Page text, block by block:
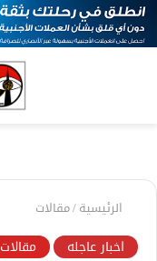
الرئيسية/مقالات
اخبار عاجله مقالات